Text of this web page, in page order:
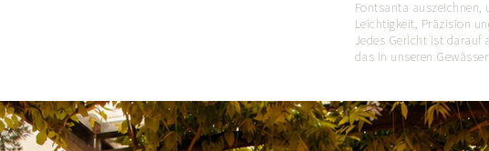
Fontsanta auszeichnen,
Leichtigkeit, Präzision
Jedes Gericht ist darauf
das in unseren